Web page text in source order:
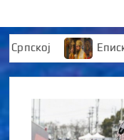
Епископ